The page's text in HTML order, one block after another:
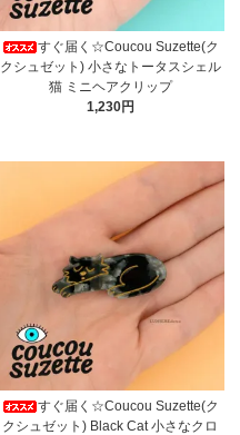
すぐ届く☆Coucou Suzette(ク
クシュゼット) 小さなトータスシェル
猫 ミニヘアクリップ
1,230円
すぐ届く☆Coucou Suzette(ク
クシュゼット) Black Cat 小さなクロ